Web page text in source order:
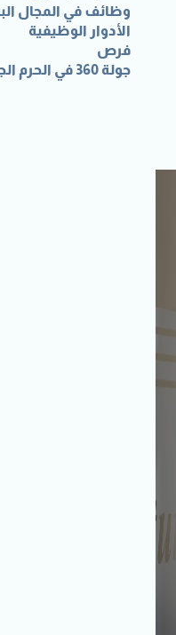
وظائف في المجال
الأدوار الوظيفية
فرص
جولة 360 في الحرم الجامعي